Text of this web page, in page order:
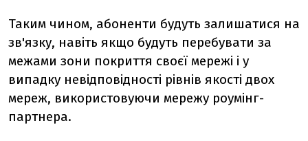
Таким чином, абоненти будуть залишатися на
зв'язку, навіть якщо будуть перебувати за
межами зони покриття своєї мережі і у
випадку невідповідності рівнів якості двох
мереж, використовуючи мережу роумінг-
партнера.